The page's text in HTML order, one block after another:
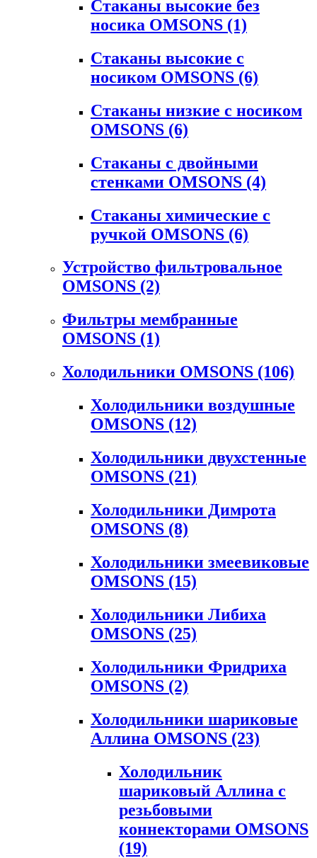
Стаканы высокие без
носика OMSONS (1)
Стаканы высокие с
носиком OMSONS (6)
Стаканы низкие с носиком
OMSONS (6)
Стаканы с двойными
стенками OMSONS (4)
Стаканы химические с
ручкой OMSONS (6)
Устройство фильтровальное
OMSONS (2)
Фильтры мембранные
OMSONS (1)
Холодильники OMSONS (106)
Холодильники воздушные
OMSONS (12)
Холодильники двухстенные
OMSONS (21)
Холодильники Димрота
OMSONS (8)
Холодильники змеевиковые
OMSONS (15)
Холодильники Либиха
OMSONS (25)
Холодильники Фридриха
OMSONS (2)
Холодильники шариковые
Аллина OMSONS (23)
Холодильник
шариковый Аллина с
резьбовыми
коннекторами OMSONS
(19)